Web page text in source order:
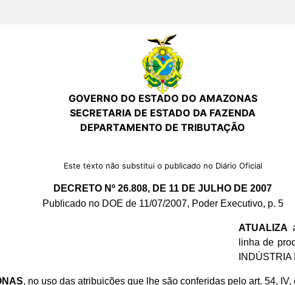
GOVERNO DO ESTADO DO AMAZONAS
SECRETARIA DE ESTADO DA FAZENDA
DEPARTAMENTO DE TRIBUTAÇÃO
Este texto não substitui o publicado no Diário Oficial
DECRETO Nº 26.808, DE 11 DE JULHO DE 2007
Publicado no DOE de 11/07/2007, Poder Executivo, p. 5
ATUALIZA
linha de
, no uso das atribuições que lhe são conferidas pelo art. 54,